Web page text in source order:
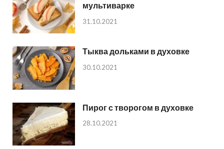
мультиварке
31.10.2021
Тыква дольками в духовке
30.10.2021
Пирог с творогом в духовке
28.10.2021